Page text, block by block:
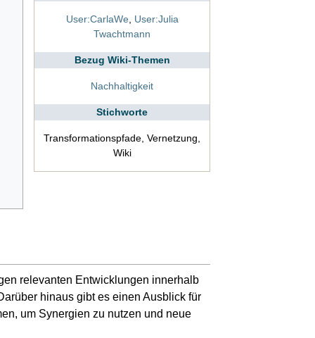
User:CarlaWe
User:Julia
Twachtmann
Bezug Wiki-Themen
Nachhaltigkeit
Stichworte
Transformationspfade, Vernetzung,
Wiki
relevanten Entwicklungen innerhalb
hinaus gibt es einen Ausblick für
um Synergien zu nutzen und neue